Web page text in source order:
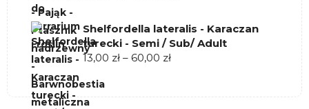
80,00 zł
do
Shelfordella lateralis - Karaczan
turecki - Semi / Sub/ Adult
13,00 zł – 60,00 złZakres